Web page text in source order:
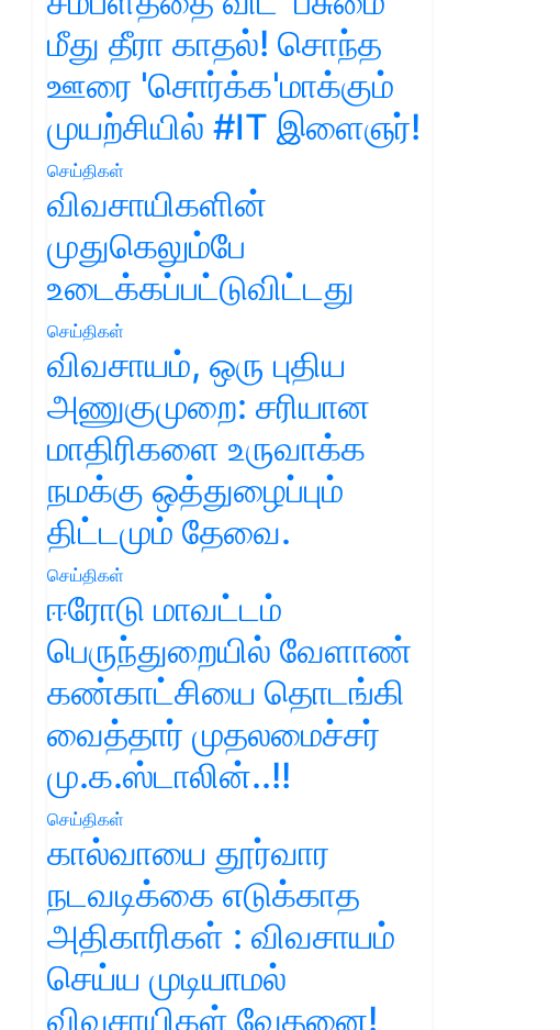
மீது தீரா காதல்! சொந்த
ஊரை 'சொர்க்க'மாக்கும்
முயற்சியில் #IT இளைஞர்!
செய்திகள்
விவசாயிகளின்
முதுகெலும்பே
உடைக்கப்பட்டுவிட்டது
செய்திகள்
விவசாயம், ஒரு புதிய
அணுகுமுறை: சரியான
மாதிரிகளை உருவாக்க
நமக்கு ஒத்துழைப்பும்
திட்டமும் தேவை.
செய்திகள்
ஈரோடு மாவட்டம்
பெருந்துறையில் வேளாண்
கண்காட்சியை தொடங்கி
வைத்தார் முதலமைச்சர்
மு.க.ஸ்டாலின்..!!
செய்திகள்
கால்வாயை தூர்வார
நடவடிக்கை எடுக்காத
அதிகாரிகள் : விவசாயம்
செய்ய முடியாமல்
விவசாயிகள் வேதனை!